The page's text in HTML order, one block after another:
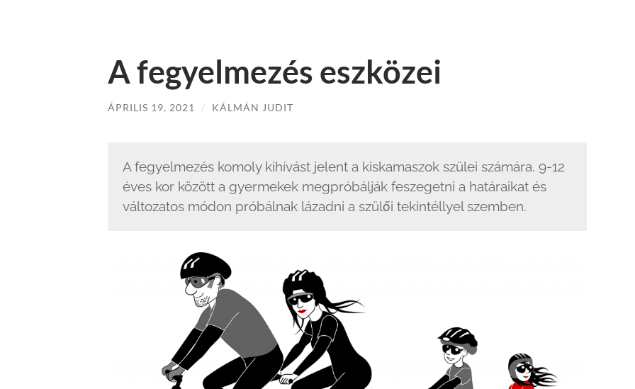
A fegyelmezés eszközei
ÁPRILIS 19, 2021 / KÁLMÁN JUDIT
A fegyelmezés komoly kihívást jelent a kiskamaszok szülei számára. 9-12
éves kor között a gyermekek megpróbálják feszegetni a határaikat és
változatos módon próbálnak lázadni a szülői tekintéllyel szemben.